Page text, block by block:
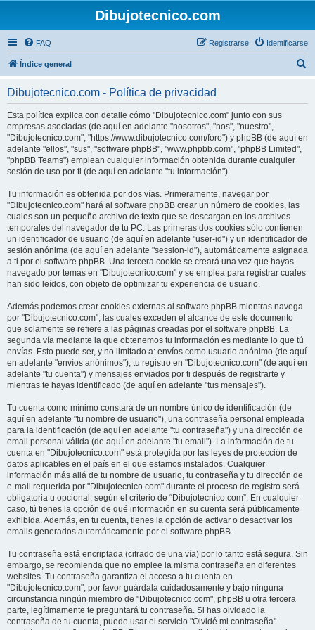
Dibujotecnico.com
FAQ Identificarse
Registrarse
Índice general
Dibujotecnico.com - Política de privacidad
Esta política explica con detalle cómo "Dibujotecnico.com" junto con sus
empresas asociadas (de aquí en adelante "nosotros", "nos", "nuestro",
"Dibujotecnico.com", "https://www.dibujotecnico.com/foro") y phpBB (de aquí en
adelante "ellos", "sus", "software phpBB", "www.phpbb.com", "phpBB Limited",
"phpBB Teams") emplean cualquier información obtenida durante cualquier
sesión de uso por ti (de aquí en adelante "tu información").
Tu información es obtenida por dos vías. Primeramente, navegar por
"Dibujotecnico.com" hará al software phpBB crear un número de cookies, las
cuales son un pequeño archivo de texto que se descargan en los archivos
temporales del navegador de tu PC. Las primeras dos cookies sólo contienen
un identificador de usuario (de aquí en adelante "user-id") y un identificador de
sesión anónima (de aquí en adelante "session-id"), automáticamente asignada
a ti por el software phpBB. Una tercera cookie se creará una vez que hayas
navegado por temas en "Dibujotecnico.com" y se emplea para registrar cuales
han sido leídos, con objeto de optimizar tu experiencia de usuario.
Además podemos crear cookies externas al software phpBB mientras navega
por "Dibujotecnico.com", las cuales exceden el alcance de este documento
que solamente se refiere a las páginas creadas por el software phpBB. La
segunda vía mediante la que obtenemos tu información es mediante lo que tú
envías. Esto puede ser, y no limitado a: envíos como usuario anónimo (de aquí
en adelante "envíos anónimos"), tu registro en "Dibujotecnico.com" (de aquí en
adelante "tu cuenta") y mensajes enviados por ti después de registrarte y
mientras te hayas identificado (de aquí en adelante "tus mensajes").
Tu cuenta como mínimo constará de un nombre único de identificación (de
aquí en adelante "tu nombre de usuario"), una contraseña personal empleada
para la identificación (de aquí en adelante "tu contraseña") y una dirección de
email personal válida (de aquí en adelante "tu email"). La información de tu
cuenta en "Dibujotecnico.com" está protegida por las leyes de protección de
datos aplicables en el país en el que estamos instalados. Cualquier
información más allá de tu nombre de usuario, tu contraseña y tu dirección de
e-mail requerida por "Dibujotecnico.com" durante el proceso de registro será
obligatoria u opcional, según el criterio de “Dibujotecnico.com”. En cualquier
caso, tú tienes la opción de qué información en su cuenta será públicamente
exhibida. Además, en tu cuenta, tienes la opción de activar o desactivar los
emails generados automáticamente por el software phpBB.
Tu contraseña está encriptada (cifrado de una vía) por lo tanto está segura. Sin
embargo, se recomienda que no emplee la misma contraseña en diferentes
websites. Tu contraseña garantiza el acceso a tu cuenta en
"Dibujotecnico.com", por favor guárdala cuidadosamente y bajo ninguna
circunstancia ningún miembro de "Dibujotecnico.com", phpBB u otra tercera
parte, legítimamente te preguntará tu contraseña. Si has olvidado la
contraseña de tu cuenta, puede usar el servicio "Olvidé mi contraseña"